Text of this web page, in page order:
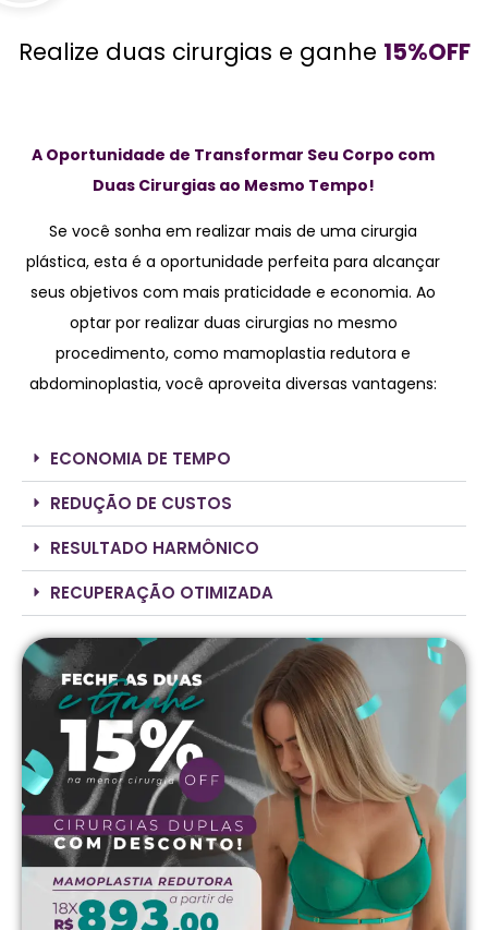
Realize duas cirurgias e ganhe 15%OFF
A Oportunidade de Transformar Seu Corpo com
Duas Cirurgias ao Mesmo Tempo!
Se você sonha em realizar mais de uma cirurgia
plástica, esta é a oportunidade perfeita para alcançar
seus objetivos com mais praticidade e economia. Ao
optar por realizar duas cirurgias no mesmo
procedimento, como mamoplastia redutora e
abdominoplastia, você aproveita diversas vantagens:
ECONOMIA DE TEMPO
REDUÇÃO DE CUSTOS
RESULTADO HARMÔNICO
RECUPERAÇÃO OTIMIZADA